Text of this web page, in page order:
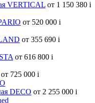
VERTICAL от 1 150 380 i
от 520 000 i
от 355 690 i
от 616 800 i
от 725 000 i
DECO от 2 255 000 i